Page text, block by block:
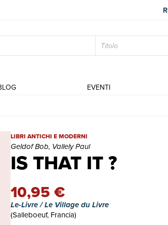
EVENTI
IS THAT IT ?
IS THAT IT ? | Libri antichi e moderni | Geldof
LIBRI ANTICHI E MODERNI
Geldof Bob, Vallely Paul
10,95 €
Le-Livre / Le Village du Livre
(Salleboeuf, Francia)